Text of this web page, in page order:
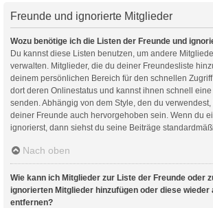
Freunde und ignorierte Mitglieder
Wozu benötige ich die Listen der Freunde und
Du kannst diese Listen benutzen, um andere
verwalten. Mitglieder, die du deiner Freundesliste
deinem persönlichen Bereich für den schnellen
dort deren Onlinestatus und kannst ihnen schnell
senden. Abhängig von dem Style, den du
deiner Freunde auch hervorgehoben sein. Wenn du
ignorierst, dann siehst du seine Beiträge
Nach oben
Wie kann ich Mitglieder zur Liste der Freunde oder
ignorierten Mitglieder hinzufügen oder diese wieder
entfernen?